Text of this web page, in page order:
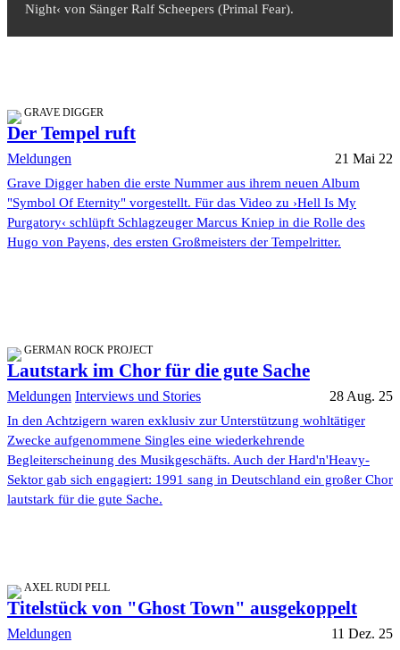
Night‹ von Sänger Ralf Scheepers (Primal Fear).
GRAVE DIGGER
Der Tempel ruft
Meldungen 21 Mai 22
Grave Digger haben die erste Nummer aus ihrem neuen Album
"Symbol Of Eternity" vorgestellt. Für das Video zu ›Hell Is My
Purgatory‹ schlüpft Schlagzeuger Marcus Kniep in die Rolle des
Hugo von Payens, des ersten Großmeisters der Tempelritter.
GERMAN ROCK PROJECT
Lautstark im Chor für die gute Sache
Meldungen Interviews und Stories 28 Aug. 25
In den Achtzigern waren exklusiv zur Unterstützung wohltätiger
Zwecke aufgenommene Singles eine wiederkehrende
Begleiterscheinung des Musikgeschäfts. Auch der Hard'n'Heavy-
Sektor gab sich engagiert: 1991 sang in Deutschland ein großer Chor
lautstark für die gute Sache.
AXEL RUDI PELL
Titelstück von "Ghost Town" ausgekoppelt
Meldungen 11 Dez. 25